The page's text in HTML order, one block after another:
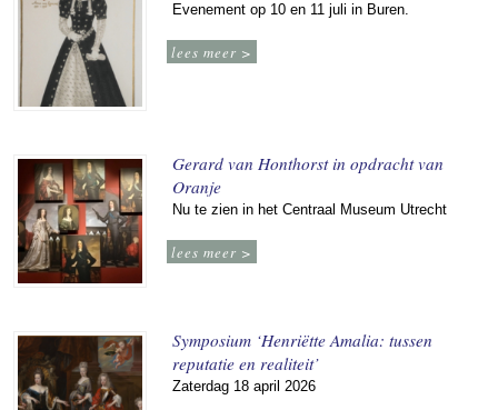
Evenement op 10 en 11 juli in Buren.
lees meer >
Gerard van Honthorst in opdracht van
Oranje
Nu te zien in het Centraal Museum Utrecht
lees meer >
Symposium ‘Henriëtte Amalia: tussen
reputatie en realiteit’
Zaterdag 18 april 2026